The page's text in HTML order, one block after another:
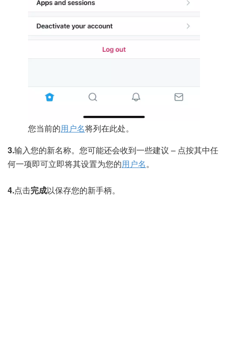
您当前的用户名将列在此处。
3.输入您的新名称。您可能还会收到一些建议 – 点按其中任
何一项即可立即将其设置为您的用户名。
4.点击完成以保存您的新手柄。